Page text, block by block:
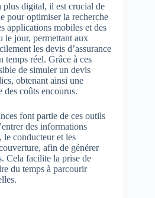
plus digital, il est crucial de
pour optimiser la recherche
applications mobiles et des
le jour, permettant aux
les devis d’assurance
temps réel. Grâce à ces
de simuler un devis
obtenant ainsi une
des coûts encourus.
font partie de ces outils
des informations
le conducteur et les
afin de générer
Cela facilite la prise de
du temps à parcourir